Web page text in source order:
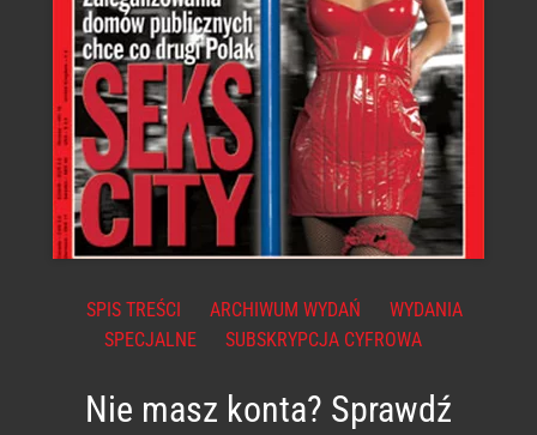
SPIS TREŚCI ARCHIWUM WYDAŃ
WYDANIA
SPECJALNE
SUBSKRYPCJA CYFROWA
Nie masz konta? Sprawdź